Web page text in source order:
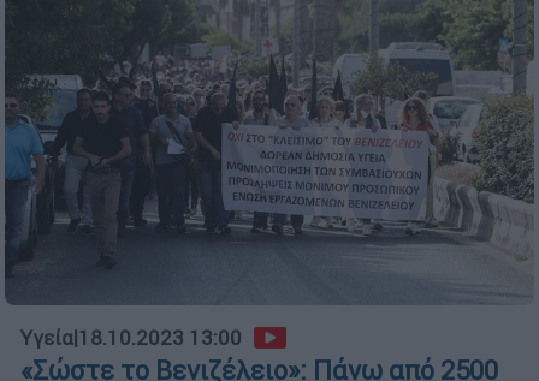
Υγεία|18.10.2023 13:00
«Σώστε το Βενιζέλειο»: Πάνω από 2500